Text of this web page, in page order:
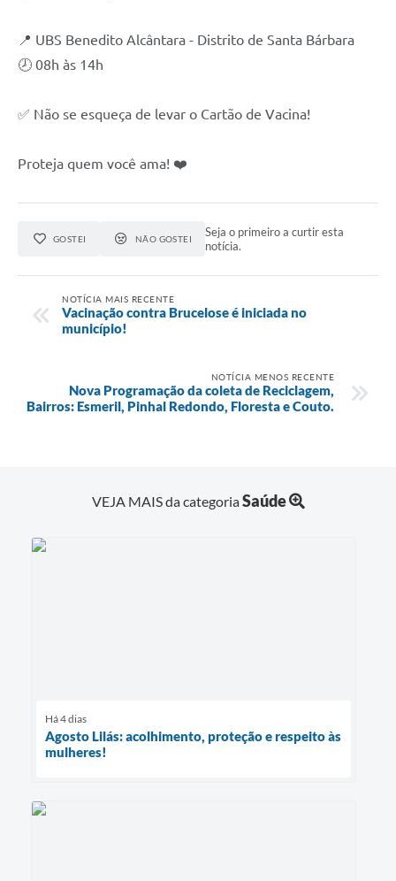
📍 UBS Benedito Alcântara - Distrito de Santa Bárbara
🕗 08h às 14h
✅ Não se esqueça de levar o Cartão de Vacina!
Proteja quem você ama! ❤️
GOSTEI NÃO GOSTEI
Seja o primeiro a curtir esta
notícia.
NOTÍCIA MAIS RECENTE
Vacinação contra Brucelose é iniciada no
município!
NOTÍCIA MENOS RECENTE
Nova Programação da coleta de Reciclagem,
Bairros: Esmeril, Pinhal Redondo, Floresta e Couto.
VEJA MAIS da categoriaSaúde
Há 4 dias
Agosto Lilás: acolhimento, proteção e respeito às
mulheres!